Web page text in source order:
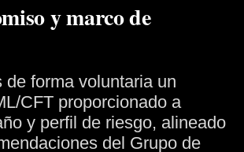
y marco de
de forma voluntaria un
CFT proporcionado a
y perfil de riesgo, alineado
del Grupo de